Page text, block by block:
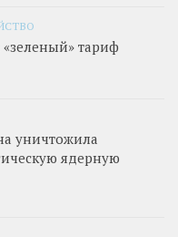
«зеленый» тариф
уничтожила
ядерную